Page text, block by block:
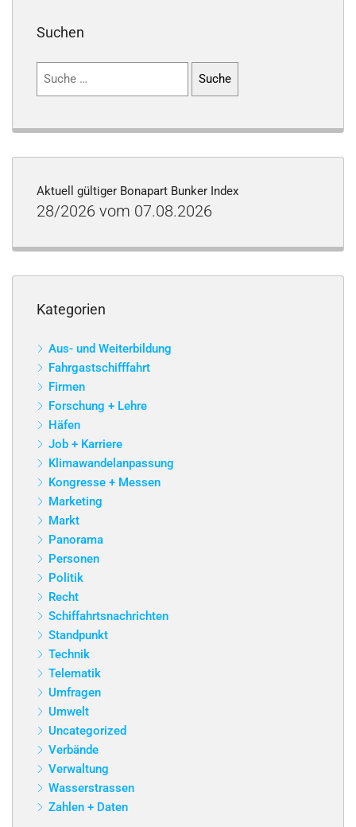
Suchen
Suchen
Aktuell gültiger Bonapart Bunker Index
28/2026 vom 07.08.2026
Kategorien
Aus- und Weiterbildung
Fahrgastschifffahrt
Firmen
Forschung + Lehre
Häfen
Job + Karriere
Klimawandelanpassung
Kongresse + Messen
Marketing
Markt
Panorama
Personen
Politik
Recht
Schiffahrtsnachrichten
Standpunkt
Technik
Telematik
Umfragen
Umwelt
Uncategorized
Verbände
Verwaltung
Wasserstrassen
Zahlen + Daten